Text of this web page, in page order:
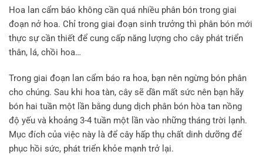
Hoa lan cẩm báo không cần quá nhiều phân bón trong giai
đoạn nở hoa. Chỉ trong giai đoạn sinh trưởng thì phân bón mới
thực sự cần thiết để cung cấp năng lượng cho cây phát triển
thân, lá, chồi hoa…
Trong giai đoạn lan cẩm báo ra hoa, bạn nên ngừng bón phân
cho chúng. Sau khi hoa tàn, cây sẽ dần mất sức nên bạn hãy
bón hai tuần một lần bằng dung dịch phân bón hòa tan nồng
độ yếu và khoảng 3-4 tuần một lần vào những tháng trời lạnh.
Mục đích của việc này là để cây hấp thụ chất dinh dưỡng để
phục hồi sức, phát triển khỏe mạnh trở lại.